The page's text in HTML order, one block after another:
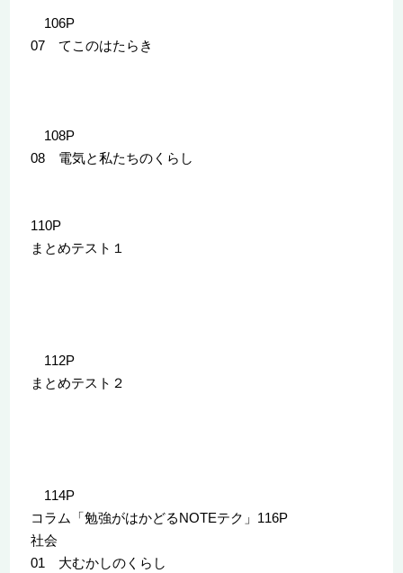
106P
07 てこのはたらき
108P
08 電気と私たちのくらし
110P
まとめテスト１
112P
まとめテスト２
114P
コラム「勉強がはかどるNOTEテク」116P
社会
01 大むかしのくらし